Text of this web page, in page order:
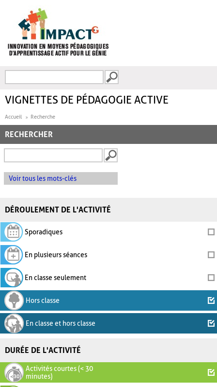
FORMULAIRE DE
VIGNETTES DE PÉDAGOGIE ACTIVE
Accueil Recherche
RECHERCHER
Voir tous les mots-clés
DÉROULEMENT DE L'ACTIVITÉ
Sporadiques
En plusieurs séances
En classe seulement
Hors classe
En classe et hors classe
DURÉE DE L'ACTIVITÉ
Activités courtes (< 30
minutes)